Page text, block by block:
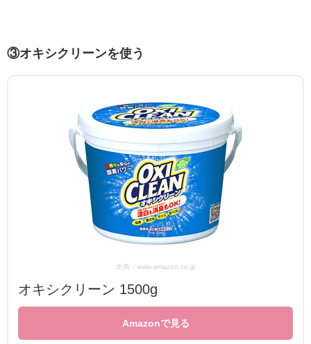
③オキシクリーンを使う
出典：www.amazon.co.jp
オキシクリーン 1500g
Amazonで見る